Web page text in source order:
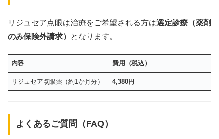
リジュセア点眼は治療をご希望される方は選定診療（薬剤
のみ保険外請求）
となります。
内容 費用（税込）
リジュセア点眼薬（約1か月分） 4,380円
よくあるご質問（FAQ）